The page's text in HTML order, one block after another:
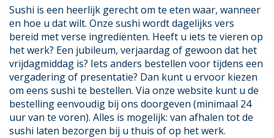
Sushi is een heerlijk gerecht om te eten waar, wanneer
en hoe u dat wilt. Onze sushi wordt dagelijks vers
bereid met verse ingrediënten. Heeft u iets te vieren op
het werk? Een jubileum, verjaardag of gewoon dat het
vrijdagmiddag is? Iets anders bestellen voor tijdens een
vergadering of presentatie? Dan kunt u ervoor kiezen
om eens sushi te bestellen. Via onze website kunt u de
bestelling eenvoudig bij ons doorgeven (minimaal 24
uur van te voren). Alles is mogelijk: van afhalen tot de
sushi laten bezorgen bij u thuis of op het werk.